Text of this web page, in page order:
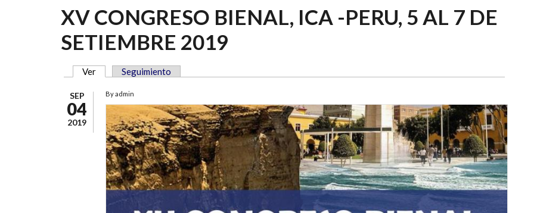
XV CONGRESO BIENAL, ICA -PERU, 5 AL 7 DE
SETIEMBRE 2019
SOLAPAS PRINCIPALES
Ver (solapa activa)
Seguimiento
SEP
04
2019
Byadmin